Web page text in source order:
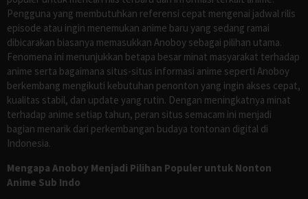
Pengguna yang membutuhkan referensi cepat mengenai jadwal rilis
episode atau ingin menemukan anime baru yang sedang ramai
dibicarakan biasanya memasukkan Anoboy sebagai pilihan utama.
Fenomena ini menunjukkan betapa besar minat masyarakat terhadap
anime serta bagaimana situs-situs informasi anime seperti Anoboy
berkembang mengikuti kebutuhan penonton yang ingin akses cepat,
kualitas stabil, dan update yang rutin. Dengan meningkatnya minat
terhadap anime setiap tahun, peran situs semacam ini menjadi
bagian menarik dari perkembangan budaya tontonan digital di
Indonesia.
Mengapa Anoboy Menjadi Pilihan Populer untuk Nonton
Anime Sub Indo